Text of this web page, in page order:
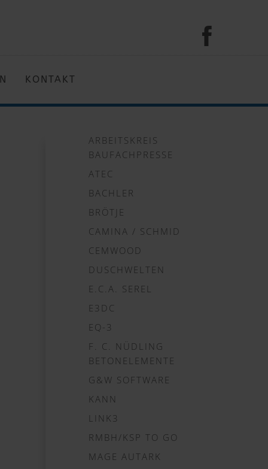
KONTAKT
ARBEITSKREIS
BAUFACHPRESSE
ATEC
BACHLER
BRÖTJE
CAMINA / SCHMID
CEMWOOD
DUSCHWELTEN
E.C.A. SEREL
E3DC
EQ-3
F. C. NÜDLING
BETONELEMENTE
G&W SOFTWARE
KANN
LINK3
RMBH/KSP TO GO
MAGE AUTARK